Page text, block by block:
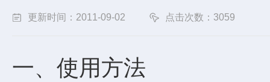
更新时间：2011-09-02 点击次数：3059
一、使用方法